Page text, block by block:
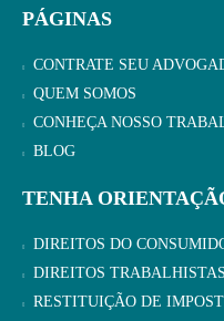
PÁGINAS
CONTRATE SEU
QUEM SOMOS
CONHEÇA NOSSO
BLOG
TENHA
DIREITOS DO
DIREITOS TRABALHISTAS
RESTITUIÇÃO DE